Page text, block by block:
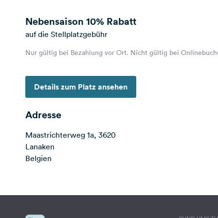
Nebensaison 10% Rabatt
auf die Stellplatzgebühr
Nur gültig bei Bezahlung vor Ort. Nicht gültig bei
Details zum Platz ansehen
Adresse
Maastrichterweg 1a, 3620
Lanaken
Belgien